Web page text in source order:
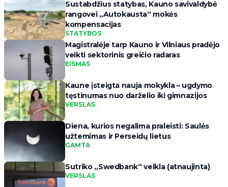
Sustabdžius statybas, Kauno savivaldybė
rangovei „Autokausta“ mokės
kompensacijas
STATYBOS
Magistralėje tarp Kauno ir Vilniaus pradėjo
veikti sektorinis greičio radaras
EISMAS
Kaune įsteigta nauja mokykla – ugdymo
tęstinumas nuo darželio iki gimnazijos
VERSLAS
Diena, kurios negalima praleisti: Saulės
užtemimas ir Perseidų lietus
GAMTA
Sutriko „Swedbank“ veikla (atnaujinta)
VERSLAS